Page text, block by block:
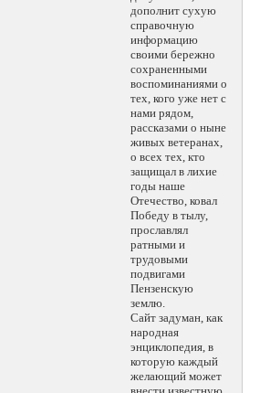
дополнит сухую
справочную
информацию
своими бережно
сохраненными
воспоминаниями о
тех, кого уже нет с
нами рядом,
рассказами о ныне
живых ветеранах,
о всех тех, кто
защищал в лихие
годы наше
Отечество, ковал
Победу в тылу,
прославлял
ратными и
трудовыми
подвигами
Пензенскую
землю.
Сайт задуман, как
народная
энциклопедия, в
которую каждый
желающий может